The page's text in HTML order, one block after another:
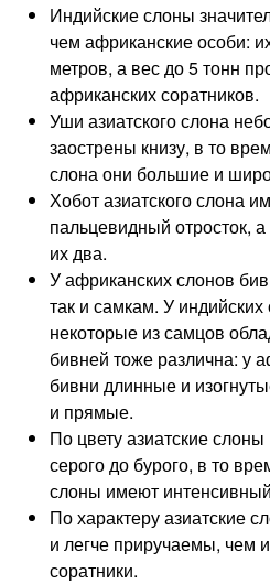
Индийские слоны
чем африканские особи:
метров, а вес до 5 тонн
африканских соратников.
Уши азиатского слона
заострены книзу, в то
слона они большие и
Хобот азиатского слона
пальцевидный отросток,
их два.
У африканских слонов
так и самкам. У индийских
некоторые из самцов
бивней тоже различна: у
бивни длинные и
и прямые.
По цвету азиатские
серого до бурого, в то
слоны имеют
По характеру азиатские
и легче приручаемы, чем
соратники.